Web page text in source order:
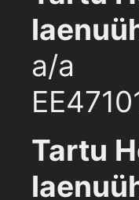
a/a
Tartu